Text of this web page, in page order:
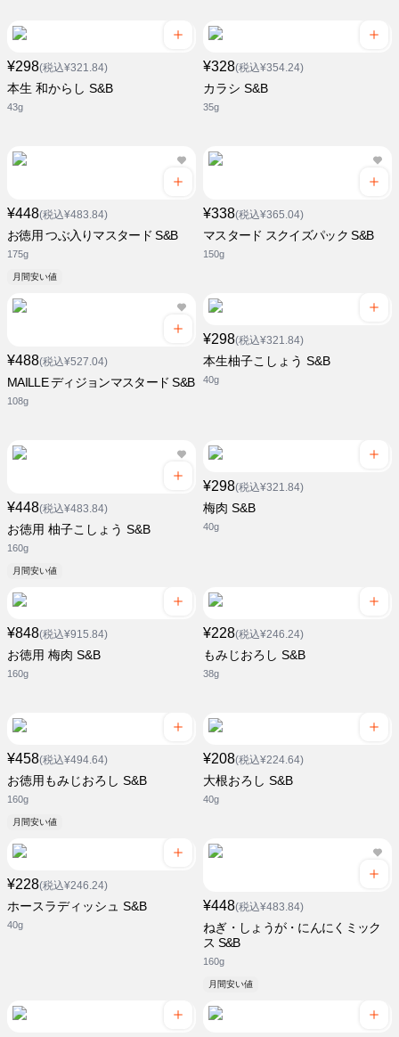
¥298(税込¥321.84)
本生 和からし S&B
43g
¥328(税込¥354.24)
カラシ S&B
35g
¥448(税込¥483.84)
お徳用 つぶ入りマスタード S&B
175g
月間安い値
¥338(税込¥365.04)
マスタード スクイズパック S&B
150g
¥488(税込¥527.04)
MAILLE ディジョンマスタード S&B
108g
¥298(税込¥321.84)
本生柚子こしょう S&B
40g
¥448(税込¥483.84)
お徳用 柚子こしょう S&B
160g
月間安い値
¥298(税込¥321.84)
梅肉 S&B
40g
¥848(税込¥915.84)
お徳用 梅肉 S&B
160g
¥228(税込¥246.24)
もみじおろし S&B
38g
¥458(税込¥494.64)
お徳用もみじおろし S&B
160g
月間安い値
¥208(税込¥224.64)
大根おろし S&B
40g
¥228(税込¥246.24)
ホースラディッシュ S&B
40g
¥448(税込¥483.84)
ねぎ・しょうが・にんにくミック
ス S&B
160g
月間安い値